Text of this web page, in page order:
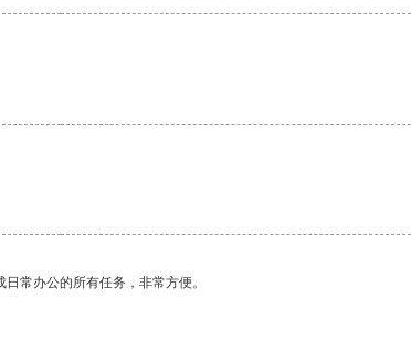
常办公的所有任务，非常方便。